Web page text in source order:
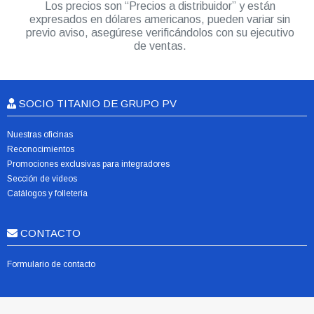
Los precios son “Precios a distribuidor” y están
expresados en dólares americanos, pueden variar sin
previo aviso, asegúrese verificándolos con su ejecutivo
de ventas.
SOCIO TITANIO DE GRUPO PV
Nuestras oficinas
Reconocimientos
Promociones exclusivas para integradores
Sección de videos
Catálogos y folletería
CONTACTO
Formulario de contacto